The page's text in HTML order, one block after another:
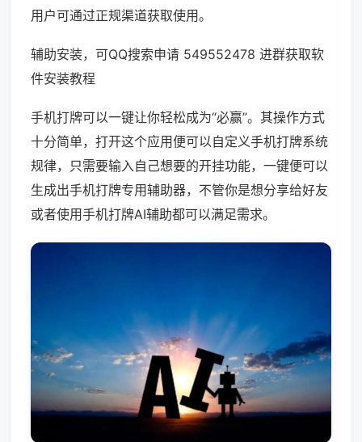
用户可通过正规渠道获取使用。
辅助安装，可QQ搜索申请 549552478 进群获取软
件安装教程
手机打牌可以一键让你轻松成为“必赢”。其操作方式
十分简单，打开这个应用便可以自定义手机打牌系统
规律，只需要输入自己想要的开挂功能，一键便可以
生成出手机打牌专用辅助器，不管你是想分享给好友
或者使用手机打牌AI辅助都可以满足需求。